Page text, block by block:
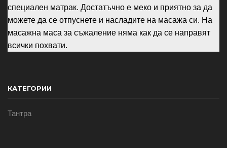
специален матрак. Достатъчно е меко и приятно за да
можете да се отпуснете и насладите на масажа си. На
масажна маса за съжаление няма как да се направят
всички похвати.
КАТЕГОРИИ
Тантра